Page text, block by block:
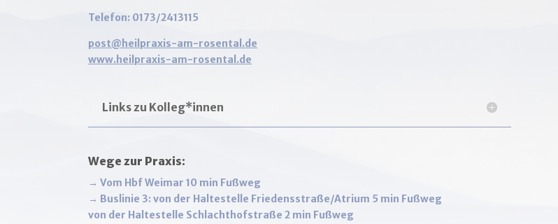
Telefon: 0173/2413115
post@heilpraxis-am-rosental.de
www.heilpraxis-am-rosental.de
Links zu Kolleg*innen
Wege zur Praxis:
→ Vom Hbf Weimar 10 min Fußweg
→ Buslinie 3: von der Haltestelle Friedensstraße/Atrium 5 min Fußweg
von der Haltestelle Schlachthofstraße 2 min Fußweg